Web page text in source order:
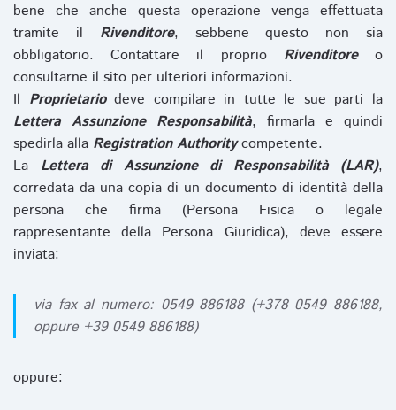
bene che anche questa operazione venga effettuata
tramite il Rivenditore, sebbene questo non sia
obbligatorio. Contattare il proprio Rivenditoreo
consultarne il sito per ulteriori informazioni.
Il Proprietariodeve compilare in tutte le sue parti la
Lettera Assunzione Responsabilità, firmarla e quindi
spedirla alla Registration Authoritycompetente.
La Lettera di Assunzione di Responsabilità (LAR),
corredata da una copia di un documento di identità della
persona che firma (Persona Fisica o legale
rappresentante della Persona Giuridica), deve essere
inviata:
via fax al numero: 0549 886188 (+378 0549 886188,
oppure +39 0549 886188)
oppure: